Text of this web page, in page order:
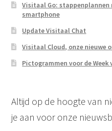
Visitaal Go:
smartphone
Update Visitaal Chat
Visitaal Cloud, onze nieuwe
Pictogrammen voor de Week
Altijd op de hoogte van
je aan voor onze